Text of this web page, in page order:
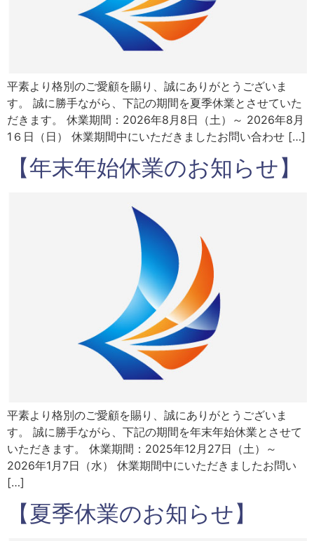
平素より格別のご愛顧を賜り、誠にありがとうございま
す。 誠に勝手ながら、下記の期間を夏季休業とさせていた
だきます。 休業期間：2026年8月8日（土）～ 2026年8月
1６日（日） 休業期間中にいただきましたお問い合わせ […]
【年末年始休業のお知らせ】
平素より格別のご愛顧を賜り、誠にありがとうございま
す。 誠に勝手ながら、下記の期間を年末年始休業とさせて
いただきます。 休業期間：2025年12月27日（土）～
2026年1月7日（水） 休業期間中にいただきましたお問い
[…]
【夏季休業のお知らせ】